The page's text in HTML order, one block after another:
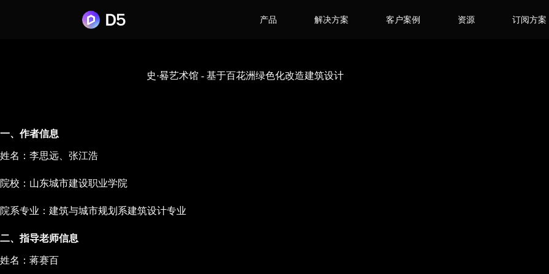
产品 解决方案 客户案例 资源 订阅方案
史·晷艺术馆 - 基于百花洲绿色化改造建筑设计
一、作者信息
姓名：李思远、张江浩
院校：山东城市建设职业学院
院系专业：建筑与城市规划系建筑设计专业
二、指导老师信息
姓名：蒋赛百